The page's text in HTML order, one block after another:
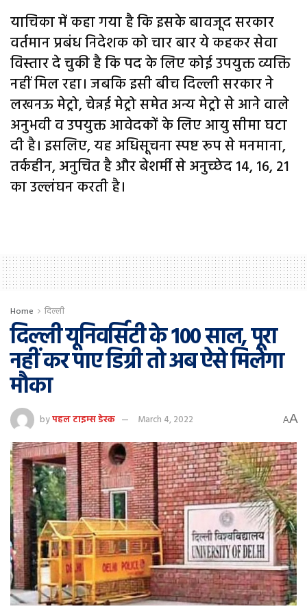
याचिका में कहा गया है कि इसके बावजूद सरकार
वर्तमान प्रबंध निदेशक को चार बार ये कहकर सेवा
विस्तार दे चुकी है कि पद के लिए कोई उपयुक्त व्यक्ति
नहीं मिल रहा। जबकि इसी बीच दिल्ली सरकार ने
लखनऊ मेट्रो, चेन्नई मेट्रो समेत अन्य मेट्रो से आने वाले
अनुभवी व उपयुक्त आवेदकों के लिए आयु सीमा घटा
दी है। इसलिए, यह अधिसूचना स्पष्ट रूप से मनमाना,
तर्कहीन, अनुचित है और बेशर्मी से अनुच्छेद 14, 16, 21
का उल्लंघन करती है।
Home दिल्ली
दिल्ली यूनिवर्सिटी के 100 साल, पूरा
नहीं कर पाए डिग्री तो अब ऐसे मिलेगा
मौका
byपहल टाइम्स डेस्क March 4, 2022 AA